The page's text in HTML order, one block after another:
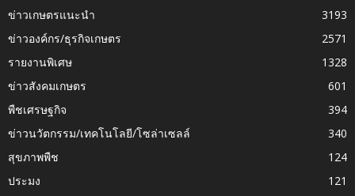
ข่าวเกษตรแนะนำ
3193
ข่าวองค์กร/ธุรกิจเกษตร
2571
รายงานพิเศษ
1328
ข่าวสังคมเกษตร
601
พืชเศรษฐกิจ
394
ข่าวนวัตกรรม/เทคโนโลยี/โซล่าเซลล์
340
สุขภาพพืช
124
ประมง
121